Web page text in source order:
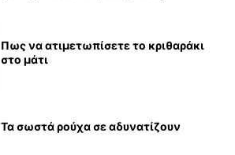
Πως να ατιμετωπίσετε το κριθαράκι
στο μάτι
Τα σωστά ρούχα σε αδυνατίζουν